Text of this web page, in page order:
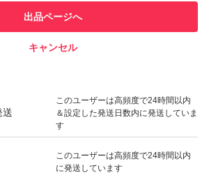
での取引実績があります
送
このユーザーは高頻度で24時間以内
＆設定した発送日数内に発送していま
す
このユーザーは高頻度で24時間以内
に発送しています
出品ページへ
キャンセル
いいね！
4,779